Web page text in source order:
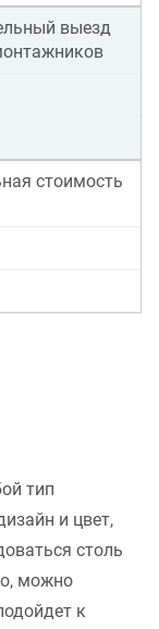
выезд
стоимость
тип
и цвет,
столь
можно
к